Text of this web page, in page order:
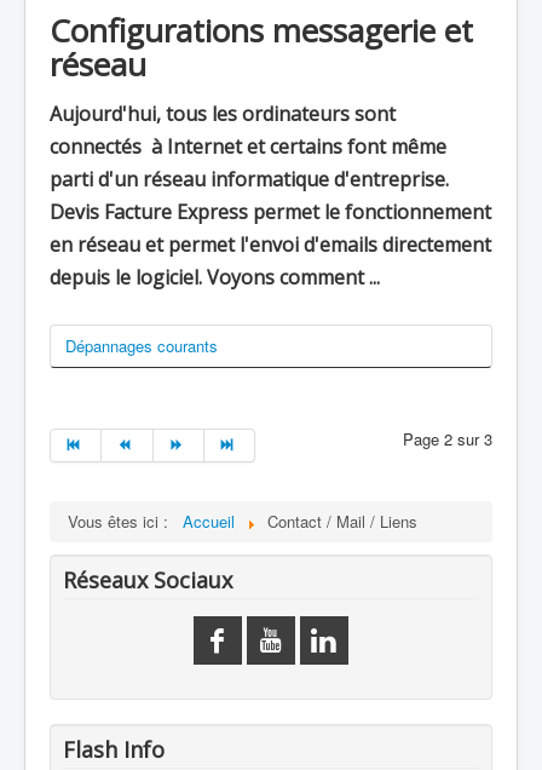
Configurations messagerie et
réseau
Aujourd'hui, tous les ordinateurs sont
connectés à Internet et certains font même
parti d'un réseau informatique d'entreprise.
Devis Facture Express permet le fonctionnement
en réseau et permet l'envoi d'emails directement
depuis le logiciel. Voyons comment ...
Dépannages courants
Page 2 sur 3
Vous êtes ici : Accueil Contact / Mail / Liens
Réseaux Sociaux
Flash Info